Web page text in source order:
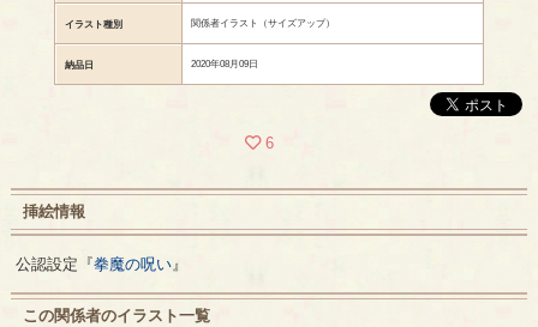
イラスト種別 関係者イラスト（サイズアップ）
納品日 2020年08月09日
6
挿絵情報
公認設定『拳魔の呪い 』
この関係者のイラスト一覧